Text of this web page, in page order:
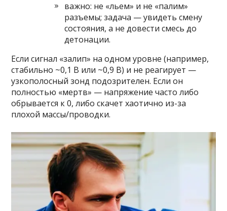
важно: не «льем» и не «палим»
разъемы; задача — увидеть смену
состояния, а не довести смесь до
детонации.
Если сигнал «залип» на одном уровне (например,
стабильно ~0,1 В или ~0,9 В) и не реагирует —
узкополосный зонд подозрителен. Если он
полностью «мертв» — напряжение часто либо
обрывается к 0, либо скачет хаотично из-за
плохой массы/проводки.